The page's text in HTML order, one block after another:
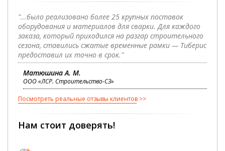
"...было реализовано более 25 крупных поставок
оборудования и материалов для сварки. Для каждого
заказа, который приходился на разгар строительного
сезона, ставились сжатые временные рамки — Тиберис
предоставил их точно в срок."
Матюшина А. М.
ООО «ЛСР. Строительство-СЗ»
Посмотреть реальные отзывы клиентов
Нам стоит доверять!